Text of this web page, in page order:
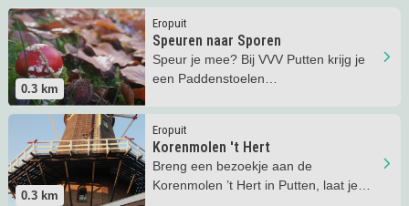
0.3 km
Eropuit
Speuren naar Sporen
Speur je mee? Bij VVV Putten krijg je
een Paddenstoelen
Lees meer Speuren naar Sporen
0.3 km
Eropuit
Korenmolen 't Hert
Breng een bezoekje aan de
Korenmolen ’t Hert in Putten, laat je
Lees meer Korenmolen 't Hert